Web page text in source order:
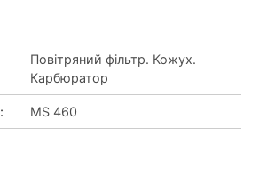
Повітряний фільтр. Кожух.
Карбюратор
: MS 460